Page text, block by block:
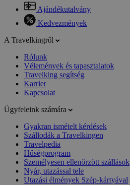
Ajándékutalvány
Kedvezmények
A Travelkingről
Rólunk
Vélemények és tapasztalatok
Travelking segítség
Karrier
Kapcsolat
Ügyfeleink számára
Gyakran ismételt kérdések
Szállodák a Travelkingen
Travelpedia
Hűségprogram
Személyesen ellenőrzött szállások
Nyár, utazással tele
Utazási élmények Szép-kártyával